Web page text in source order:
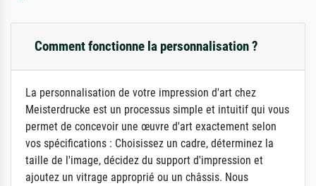
Comment fonctionne la personnalisation ?
La personnalisation de votre impression d'art chez
Meisterdrucke est un processus simple et intuitif qui vous
permet de concevoir une œuvre d'art exactement selon
vos spécifications : Choisissez un cadre, déterminez la
taille de l'image, décidez du support d'impression et
ajoutez un vitrage approprié ou un châssis. Nous